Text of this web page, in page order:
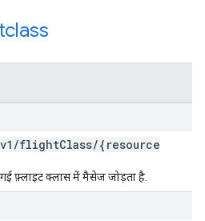
v1 /flightClass/{resource
फ़्लाइट क्लास में मैसेज जोड़ता है.